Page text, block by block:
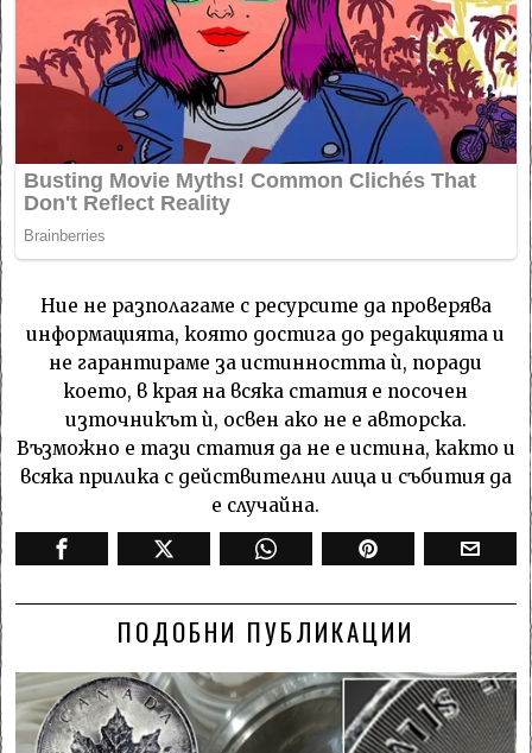
Ние не разполагаме с ресурсите да проверява
информацията, която достига до редакцията и
не гарантираме за истинността ѝ, поради
което, в края на всяка статия е посочен
източникът ѝ, освен ако не е авторска.
Възможно е тази статия да не е истина, както и
всяка прилика с действителни лица и събития да
е случайна.
ПОДОБНИ ПУБЛИКАЦИИ